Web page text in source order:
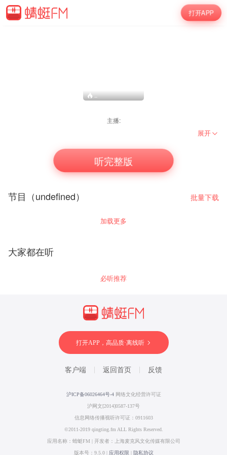
打开APP
--
主播:
展开
听完整版
节目（undefined） 批量下载
加载更多
大家都在听
必听推荐
打开APP，高品质·离线听
客户端 返回首页 反馈
沪ICP备06026464号-4 网络文化经营许可证
沪网文[2014]0587-137号
信息网络传播视听许可证：0911603
©2011-2019 qingting.fm ALL Rights Reserved.
应用名称：蜻蜓FM | 开发者：上海麦克风文化传媒有限公司
版本号：9.5.0 | 应用权限 隐私协议